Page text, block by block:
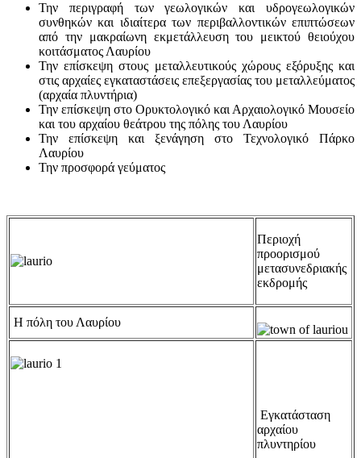
Την περιγραφή των γεωλογικών και υδρογεωλογικών
συνθηκών και ιδιαίτερα των περιβαλλοντικών επιπτώσεων
από την μακραίωνη εκμετάλλευση του μεικτού θειούχου
κοιτάσματος Λαυρίου
Την επίσκεψη στους μεταλλευτικούς χώρους εξόρυξης και
στις αρχαίες εγκαταστάσεις επεξεργασίας του μεταλλεύματος
(αρχαία πλυντήρια)
Την επίσκεψη στο Ορυκτολογικό και Αρχαιολογικό Μουσείο
και του αρχαίου θεάτρου της πόλης του Λαυρίου
Την επίσκεψη και ξενάγηση στο Τεχνολογικό Πάρκο
Λαυρίου
Την προσφορά γεύματος
Περιοχή
προορισμού
μετασυνεδριακής
εκδρομής
Η πόλη του Λαυρίου
Εγκατάσταση
αρχαίου
πλυντηρίου